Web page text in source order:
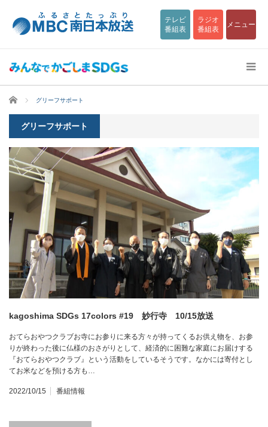
テレビ
番組表
ラジオ
番組表
メニュー
ホーム グリーフサポート
グリーフサポート
kagoshima SDGs 17colors #19 妙行寺 10/15放送
おてらおやつクラブお寺にお参りに来る方々が持ってくるお供え物を、お参
りが終わった後に仏様のおさがりとして、経済的に困難な家庭にお届けする
『おてらおやつクラブ』という活動をしているそうです。なかには寄付とし
てお米などを預ける方も…
2022/10/15 番組情報